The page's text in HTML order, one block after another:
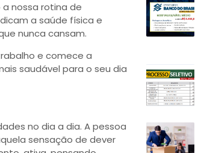
nossa rotina de
a saúde física e
nunca cansam.
e comece a
saudável para o seu dia
no dia a dia. A pessoa
sensação de dever